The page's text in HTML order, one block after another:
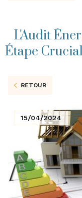
L'Audit
Étape
RETOUR
15/04/2024